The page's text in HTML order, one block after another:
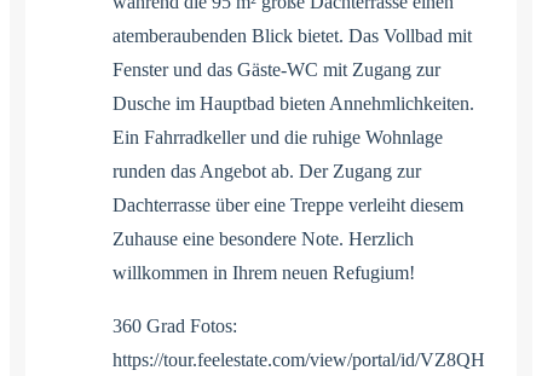
atemberaubenden Blick bietet. Das Vollbad mit
Fenster und das Gäste-WC mit Zugang zur
Dusche im Hauptbad bieten Annehmlichkeiten.
Ein Fahrradkeller und die ruhige Wohnlage
runden das Angebot ab. Der Zugang zur
Dachterrasse über eine Treppe verleiht diesem
Zuhause eine besondere Note. Herzlich
willkommen in Ihrem neuen Refugium!
360 Grad Fotos:
https://tour.feelestate.com/view/portal/id/VZ8QH